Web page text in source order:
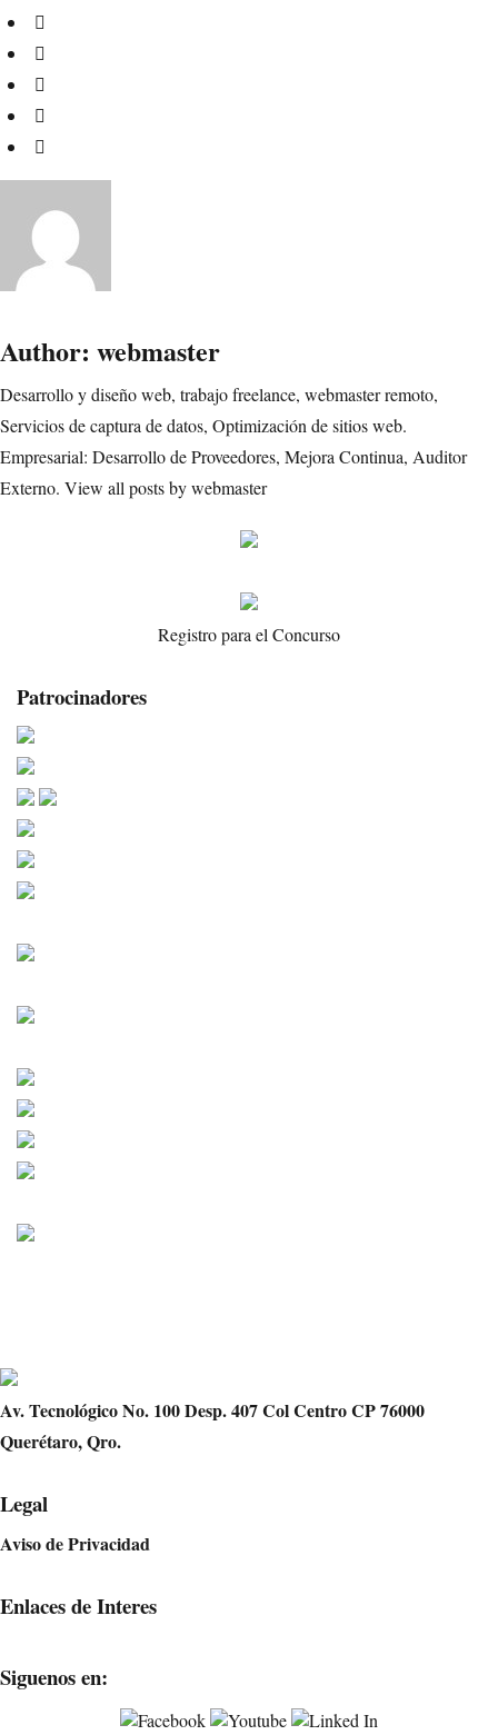
Author: webmaster
Desarrollo y diseño web, trabajo freelance, webmaster remoto,
Servicios de captura de datos, Optimización de sitios web.
Empresarial: Desarrollo de Proveedores, Mejora Continua, Auditor
Externo. View all posts by webmaster
Registro para el Concurso
Patrocinadores
Av. Tecnológico No. 100 Desp. 407 Col Centro CP 76000
Querétaro, Qro.
Legal
Aviso de Privacidad
Enlaces de Interes
Siguenos en: